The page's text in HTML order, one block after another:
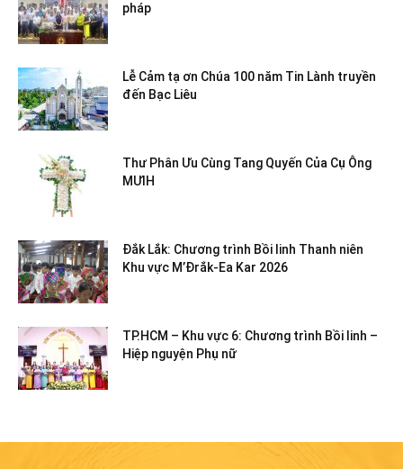
pháp
Lễ Cảm tạ ơn Chúa 100 năm Tin Lành truyền
đến Bạc Liêu
Thư Phân Ưu Cùng Tang Quyến Của Cụ Ông
MƯIH
Đắk Lắk: Chương trình Bồi linh Thanh niên
Khu vực M’Đrắk-Ea Kar 2026
TP.HCM – Khu vực 6: Chương trình Bồi linh –
Hiệp nguyện Phụ nữ